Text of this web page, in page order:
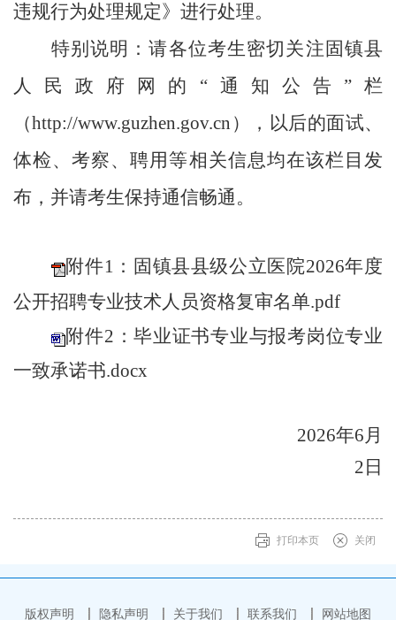
违规行为处理规定》进行处理。
特别说明：请各位考生密切关注固镇县
人民政府网的 “通知公告 ”栏
（http://www.guzhen.gov.cn ），以后的面试、
体检、考察、聘用等相关信息均在该栏目发
布，并请考生保持通信畅通。
附件1：固镇县县级公立医院2026年度
公开招聘专业技术人员资格复审名单.pdf
附件2：毕业证书专业与报考岗位专业
一致承诺书.docx
2026年6月
2 日
打印本页 关闭
版权声明 隐私声明 关于我们 联系我们 网站地图